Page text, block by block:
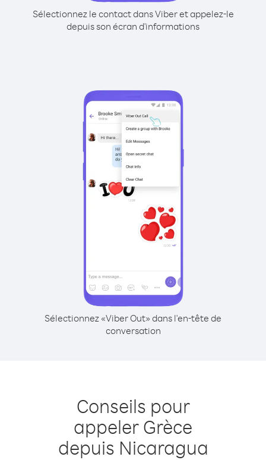
Sélectionnez le contact dans Viber et appelez-le
depuis son écran d'informations
Sélectionnez «Viber Out» dans l'en-tête de
conversation
Conseils pour
appeler Grèce
depuis Nicaragua